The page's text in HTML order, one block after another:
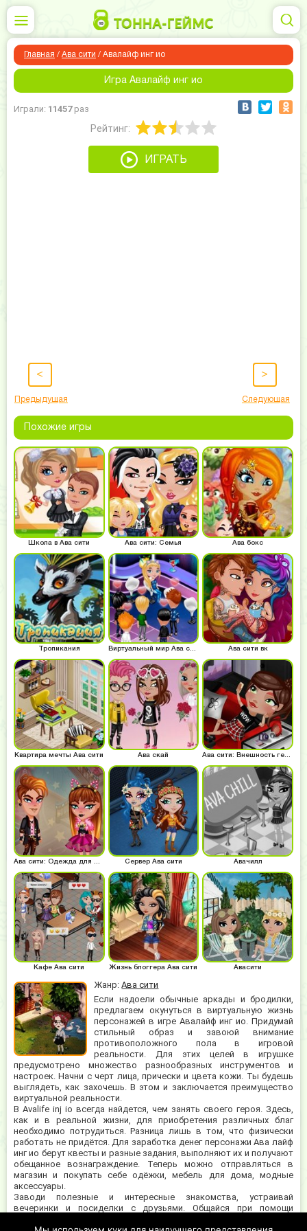
Главная / Ава сити / Авалайф инг ио
Игра Авалайф инг ио
Играли: 11457раз
Рейтинг:
ИГРАТЬ
<
Предыдущая
>
Следующая
Жанр:Ава сити
Если надоели обычные аркады и бродилки,
предлагаем окунуться в виртуальную жизнь
персонажей в игре Авалайф инг ио. Придумай
стильный образ и завоюй внимание
противоположного пола в игровой
реальности. Для этих целей в игрушке
предусмотрено множество разнообразных инструментов и
настроек. Начни с черт лица, прически и цвета кожи. Ты будешь
выглядеть, как захочешь. В этом и заключается преимущество
виртуальной реальности.
В Avalife inj io всегда найдется, чем занять своего героя. Здесь,
как и в реальной жизни, для приобретения различных благ
необходимо потрудиться. Разница лишь в том, что физически
работать не придётся. Для заработка денег персонажи Ава лайф
инг ио берут квесты и разные задания, выполняют их и получают
обещанное вознаграждение. Теперь можно отправляться в
магазин и покупать себе одёжки, мебель для дома, модные
аксессуары.
Заводи полезные и интересные знакомства, устраивай
вечеринки и посиделки с друзьями. Общайся при помощи
Похожие игры
Школа в Ава сити Ава сити: Семья Ава бокс
Тропикания Виртуальный мир Ава сити Ава сити вк
Квартира мечты Ава сити Ава скай Ава сити: Внешность героя
Сервер Ава сити Авачилл
Кафе Ава сити Жизнь блоггера Ава сити Авасити